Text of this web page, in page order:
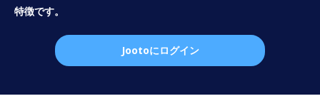
特徴です。
Jootoにログイン